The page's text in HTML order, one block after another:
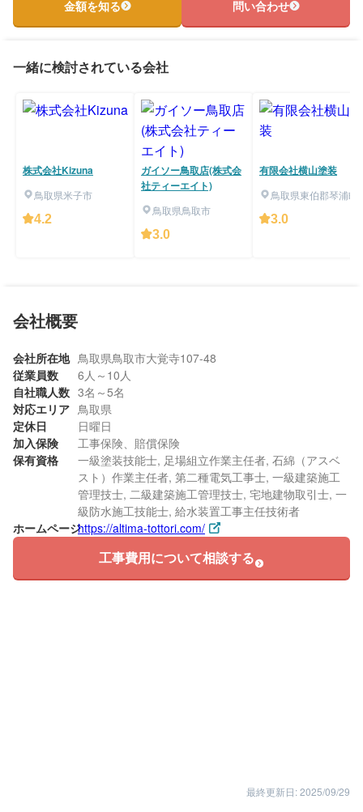
金額を知る 問い合わせ
一緒に検討されている会社
株式会社Kizuna
鳥取県米子市
4.2
ガイソー鳥取店(株式会
社ティーエイト)
鳥取県鳥取市
3.0
有限会社横山塗装
鳥取県東伯郡琴浦町
3.0
会社概要
会社所在地 鳥取県鳥取市大覚寺107-48
従業員数
6人～10人
自社職人数 3名～5名
対応エリア 鳥取県
定休日
日曜日
加入保険
工事保険、賠償保険
保有資格
一級塗装技能士, 足場組立作業主任者, 石綿（アスベ
スト）作業主任者, 第二種電気工事士, 一級建築施工
管理技士, 二級建築施工管理技士, 宅地建物取引士, 一
級防水施工技能士, 給水装置工事主任技術者
ホームページhttps://altima-tottori.com/
工事費用について相談する
最終更新日: 2025/09/29